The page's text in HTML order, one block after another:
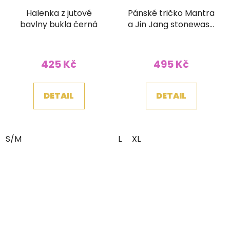
Halenka z jutové
bavlny bukla černá
425 Kč
DETAIL
S/M
Pánské tričko Mantra
a Jin Jang stonewash
495 Kč
DETAIL
L XL